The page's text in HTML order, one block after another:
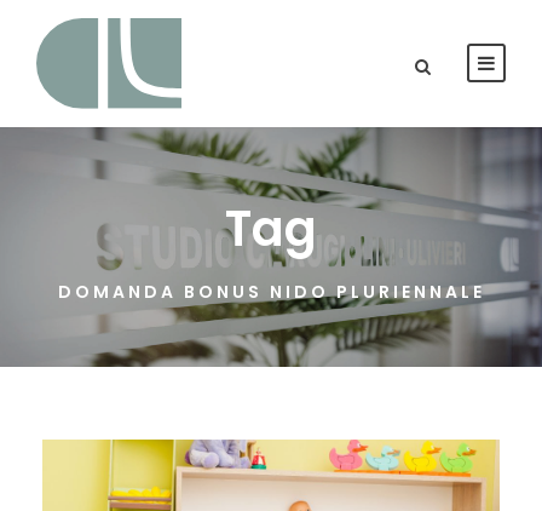
Tag
DOMANDA BONUS NIDO PLURIENNALE